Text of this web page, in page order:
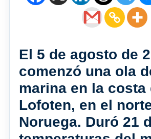
El 5 de agosto de
comenzó una ola
marina en la costa
Lofoten, en el
Noruega. Duró 21